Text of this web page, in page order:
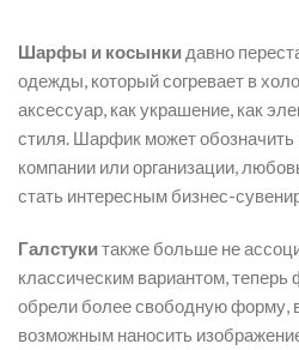
Шарфы и косынки давно
одежды, который согревает в
аксессуар, как украшение, как
стиля. Шарфик может обозначить
компании или организации,
стать интересным бизнес-
Галстукитакже больше не
классическим вариантом,
обрели более свободную форму,
возможным наносить